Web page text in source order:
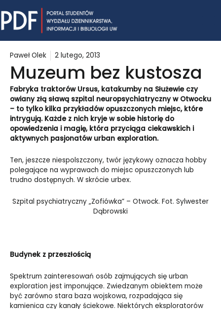
to
content
Paweł Olek 2 lutego, 2013
Muzeum bez kustosza
Fabryka traktorów Ursus, katakumby na Służewie czy
owiany złą sławą szpital neuropsychiatryczny w Otwocku
– to tylko kilka przykładów opuszczonych miejsc, które
intrygują. Każde z nich kryje w sobie historię do
opowiedzenia i magię, która przyciąga ciekawskich i
aktywnych pasjonatów urban exploration.
Ten, jeszcze niespolszczony, twór językowy oznacza hobby
polegające na wyprawach do miejsc opuszczonych lub
trudno dostępnych. W skrócie urbex.
Szpital psychiatryczny „Zofiówka” – Otwock. Fot. Sylwester
Dąbrowski
Budynek z przeszłością
Spektrum zainteresowań osób zajmujących się urban
exploration jest imponujące. Zwiedzanym obiektem może
być zarówno stara baza wojskowa, rozpadająca się
kamienica czy kanały ściekowe. Niektórych eksploratorów